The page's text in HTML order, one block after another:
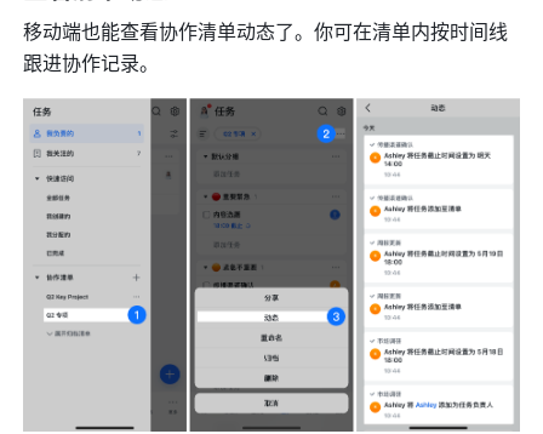
移动端也能查看协作清单动态了。你可在清单内按时间线
跟进协作记录。